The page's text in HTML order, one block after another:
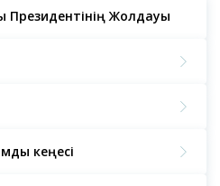
Президентінің Жолдауы
кеңесі